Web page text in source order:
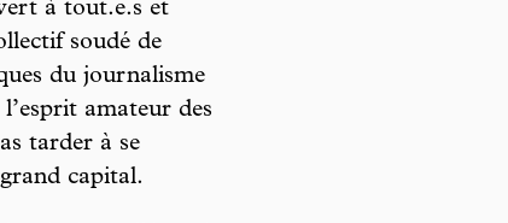
à tout.e.s et
soudé de
du journalisme
amateur des
tarder à se
capital.